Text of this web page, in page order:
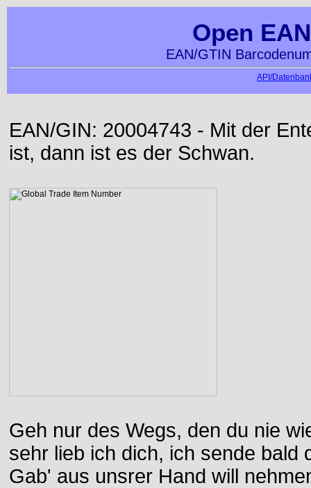
Open
EAN/GTIN
API/
EAN/GIN: 20004743 - Mit der
ist, dann ist es der Schwan.
Geh nur des Wegs, den du nie
sehr lieb ich dich, ich sende bald
Gab' aus unsrer Hand will